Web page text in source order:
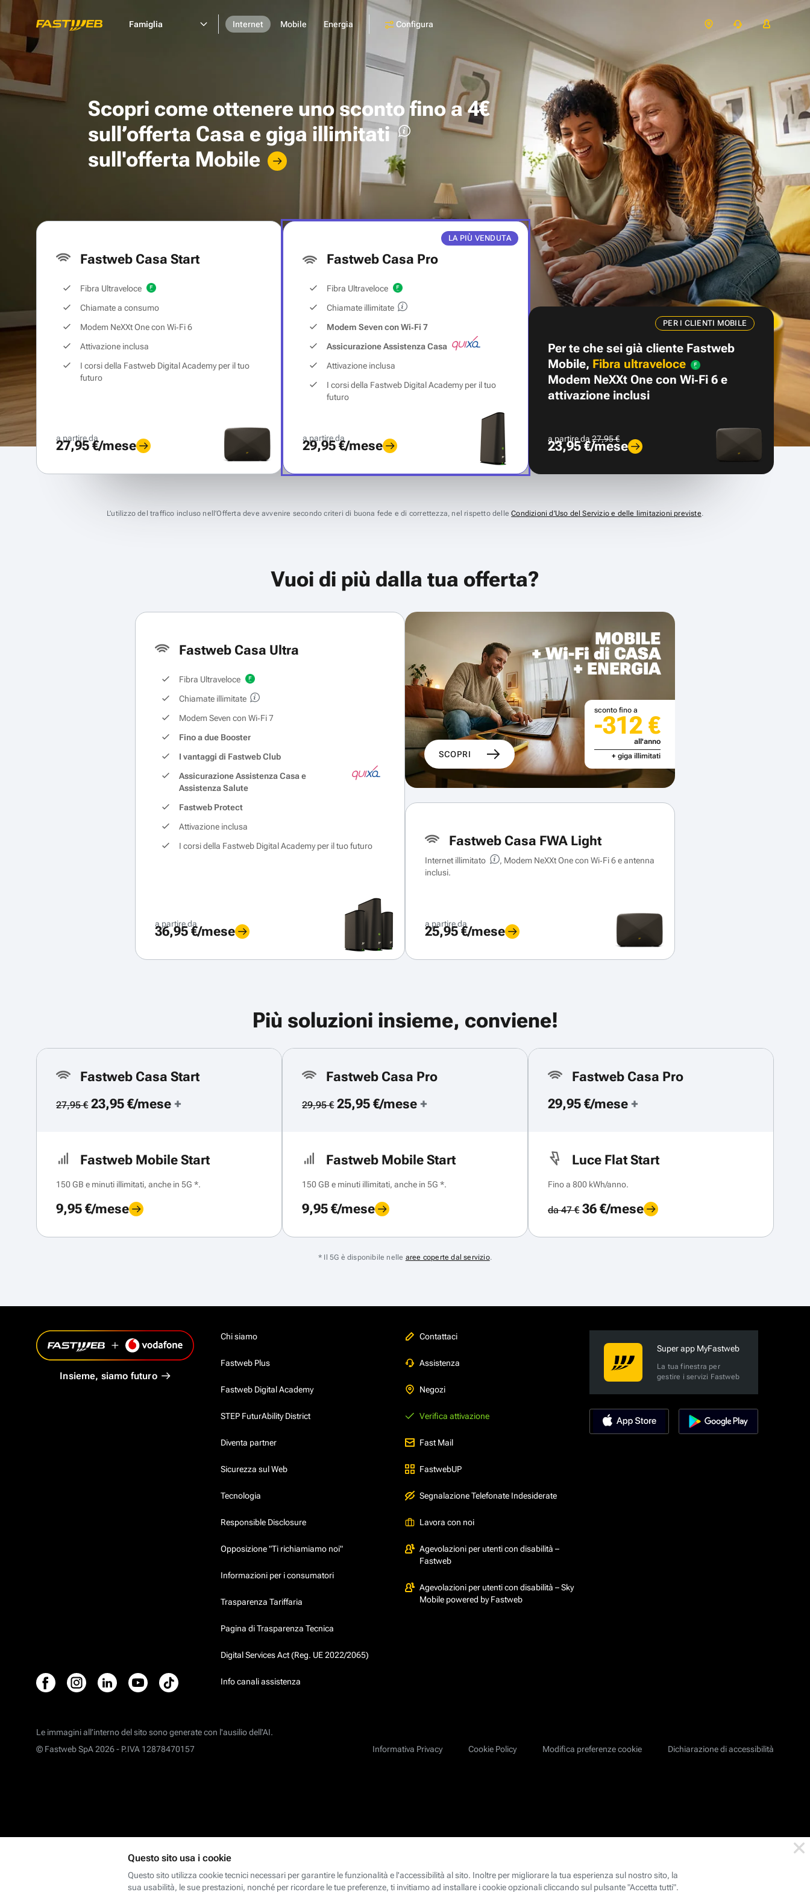
Famiglia Internet Mobile Energia Configura
Scopri come ottenere unosconto fino a 4€
sull’offerta Casa e giga illimitati
sull'offerta Mobile
Fastweb Casa Start
Fibra Ultraveloce
Chiamate a consumo
Modem NeXXt One con Wi‑Fi 6
Attivazione inclusa
I corsi della Fastweb Digital Academy per il tuo
futuro
a partire da
27,95 €/mese
LA PIÙ VENDUTA
Fastweb Casa Pro
Fibra Ultraveloce
Chiamate illimitate
Modem Seven con Wi‑Fi 7
Assicurazione Assistenza Casa
Attivazione inclusa
I corsi della Fastweb Digital Academy per il tuo
futuro
a partire da
29,95 €/mese
PER I CLIENTI MOBILE
Per te che sei già cliente Fastweb
Mobile, Fibra ultraveloce
Modem NeXXt One con Wi‑Fi 6 e
attivazione inclusi
a partire da27,95 €
23,95 €/mese
L’utilizzo del traffico incluso nell’Offerta deve avvenire secondo criteri di buona fede e di correttezza, nel rispetto delleCondizioni d’Uso del Servizio e delle limitazioni previste.
Vuoi di più dalla tua offerta?
Fastweb Casa Ultra
Fibra Ultraveloce
Chiamate illimitate
Modem Seven con Wi‑Fi 7
Fino a due Booster
I vantaggi di Fastweb Club
Assicurazione Assistenza Casa e
Assistenza Salute
Fastweb Protect
Attivazione inclusa
I corsi della Fastweb Digital Academy per il tuo futuro
a partire da
36,95 €/mese
MOBILE
+ Wi-Fi di CASA
+ ENERGIA
SCOPRI
sconto fino a
-312 €
all'anno
+ giga illimitati
Fastweb Casa FWA Light
Internet illimitato
, Modem NeXXt One con Wi‑Fi 6 e antenna
inclusi.
a partire da
25,95 €/mese
Più soluzioni insieme, conviene!
Fastweb Casa Start
27,95 €23,95 €/mese +
Fastweb Mobile Start
150 GB e minuti illimitati, anche in 5G *.
9,95 €/mese
Fastweb Casa Pro
29,95 €25,95 €/mese +
Fastweb Mobile Start
150 GB e minuti illimitati, anche in 5G *.
9,95 €/mese
Fastweb Casa Pro
29,95 €/mese +
Luce Flat Start
Fino a 800 kWh/anno.
da 47 €36 €/mese
* Il 5G è disponibile nelle aree coperte dal servizio.
Insieme, siamo futuro
Chi siamo
Fastweb Plus
Fastweb Digital Academy
STEP FuturAbility District
Diventa partner
Sicurezza sul Web
Tecnologia
Responsible Disclosure
Opposizione "Ti richiamiamo noi"
Informazioni per i consumatori
Trasparenza Tariffaria
Pagina di Trasparenza Tecnica
Digital Services Act (Reg. UE 2022/2065)
Info canali assistenza
Contattaci
Assistenza
Negozi
Verifica attivazione
Fast Mail
FastwebUP
Segnalazione Telefonate Indesiderate
Lavora con noi
Agevolazioni per utenti con disabilità –
Fastweb
Agevolazioni per utenti con disabilità – Sky
Mobile powered by Fastweb
Super app MyFastweb
La tua finestra per
gestire i servizi Fastweb
Le immagini all’interno del sito sono generate con l'ausilio dell'AI.
Informativa Privacy
Cookie Policy Modifica preferenze cookie Dichiarazione di accessibilità
© Fastweb SpA 2026 - P.IVA 12878470157